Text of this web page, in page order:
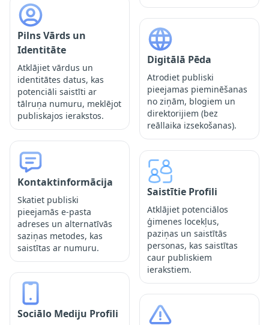
Pilns Vārds un
Identitāte
Atklājiet vārdus un
identitātes datus, kas
potenciāli saistīti ar
tālruņa numuru, meklējot
publiskajos ierakstos.
Kontaktinformācija
Skatiet publiski
pieejamās e-pasta
adreses un alternatīvās
saziņas metodes, kas
saistītas ar numuru.
Sociālo Mediju Profili
Digitālā Pēda
Atrodiet publiski
pieejamas pieminēšanas
no ziņām, blogiem un
direktorijiem (bez
reāllaika izsekošanas).
Saistītie Profili
Atklājiet potenciālos
ģimenes locekļus,
paziņas un saistītās
personas, kas saistītas
caur publiskiem
ierakstiem.